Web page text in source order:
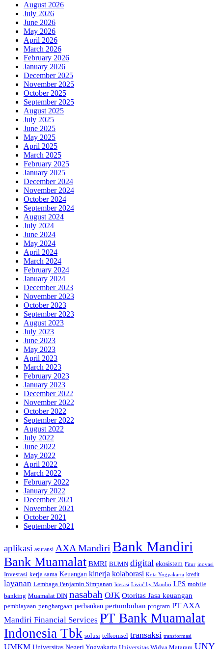
August 2026
July 2026
June 2026
May 2026
April 2026
March 2026
February 2026
January 2026
December 2025
November 2025
October 2025
September 2025
August 2025
July 2025
June 2025
May 2025
April 2025
March 2025
February 2025
January 2025
December 2024
November 2024
October 2024
September 2024
August 2024
July 2024
June 2024
May 2024
April 2024
March 2024
February 2024
January 2024
December 2023
November 2023
October 2023
September 2023
August 2023
July 2023
June 2023
May 2023
April 2023
March 2023
February 2023
January 2023
December 2022
November 2022
October 2022
September 2022
August 2022
July 2022
June 2022
May 2022
April 2022
March 2022
February 2022
January 2022
December 2021
November 2021
October 2021
September 2021
aplikasi asuransi AXA Mandiri Bank Mandiri
Bank Muamalat BMRI BUMN digital ekosistem Fitur inovasi
Investasi kerja sama Keuangan kinerja kolaborasi Kota Yogyakarta kredit
layanan Lembaga Penjamin Simpanan literasi Livin' by Mandiri LPS mobile
banking Muamalat DIN nasabah OJK Otoritas Jasa keuangan
pembiayaan penghargaan perbankan pertumbuhan program PT AXA
Mandiri Financial Services PT Bank Muamalat
Indonesia Tbk solusi telkomsel transaksi transformasi
UMKM Universitas Negeri Yogyakarta Universitas Widya Mataram UNY